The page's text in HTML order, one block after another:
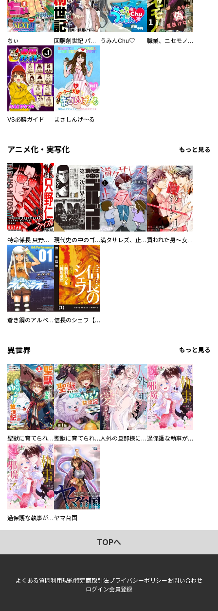
ちぃ 回胴創世記 パチスロを創った男達 うみんChu♡ 職業、ニセモノ～あなたに偽は見抜けない【電子単行本版】
VS必勝ガイド まさしんげ～る
アニメ化・実写化 もっと見る
特命係長 只野仁ファイナル 愛蔵版 現代史の中のゴルゴ13 満タサレズ、止メラレズ 買われた男～女性限定快感セラピスト～【描き下ろしおまけ付き特装版】
蒼き鋼のアルペジオ 信長のシェフ【単話版】
異世界 もっと見る
聖獣に育てられた少年の異世界ゆるり放浪記～神様からもらったチート魔法で、仲間たちとスローライフを満喫中～ 聖獣に育てられた少年の異世界ゆるり放浪記～神様からもらったチート魔法で、仲間たちとスローライフを満喫中～【分冊版】 人外の旦那様に娶られ毎晩ナカまで愛される…。アンソロジー 過保護な執事が私の婚活を邪魔してきます！ 分冊版
過保護な執事が私の婚活を邪魔してきます！ ヤマ台国
TOPへ
よくある質問利用規約特定商取引法プライバシーポリシーお問い合わせ
ログイン会員登録